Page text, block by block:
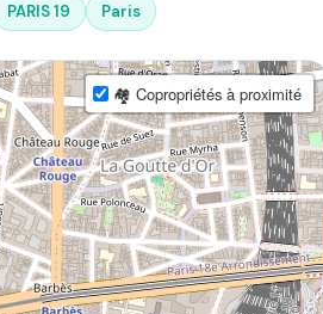
PARIS 19 Paris
🏘 Copropriétés à proximité